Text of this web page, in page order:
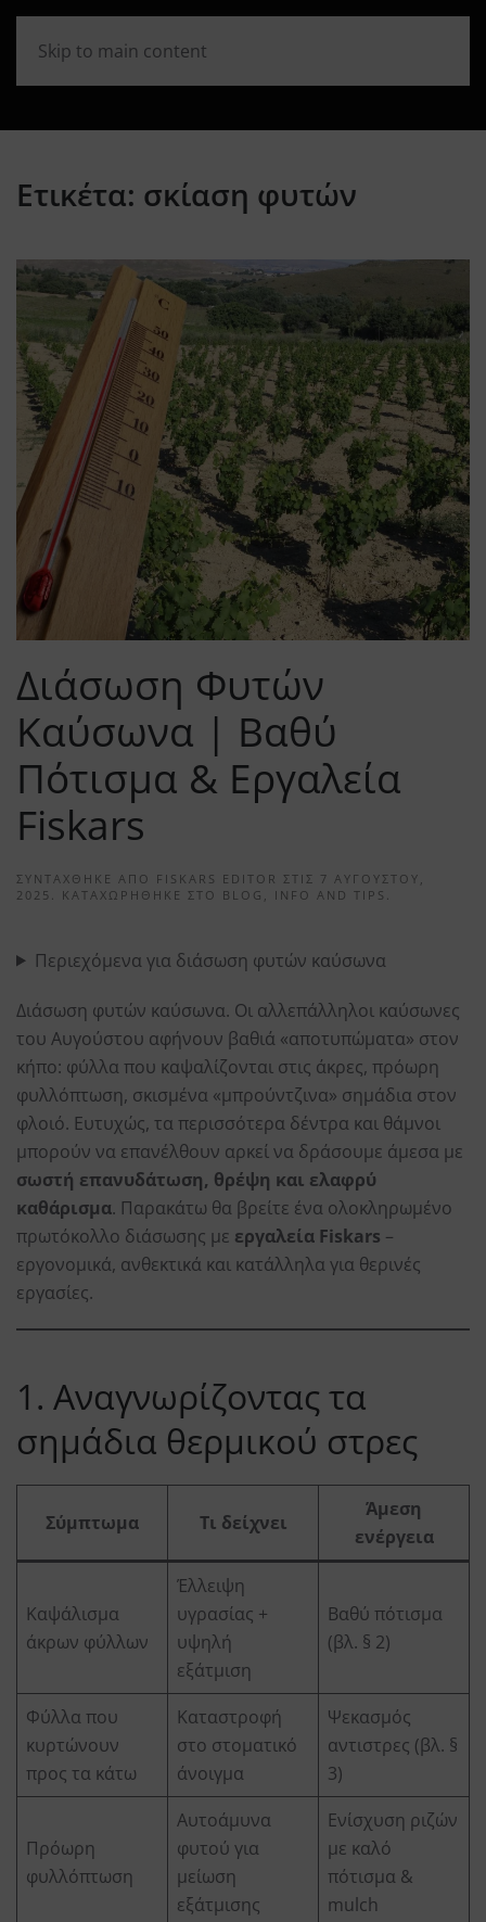
Skip to main content
Ετικέτα: σκίαση φυτών
Διάσωση Φυτών
Καύσωνα | Βαθύ
Πότισμα & Εργαλεία
Fiskars
ΣΥΝΤΆΧΘΗΚΕ ΑΠΌ FISKARS EDITOR ΣΤΙΣ 7 ΑΥΓΟΎΣΤΟΥ,
2025
. ΚΑΤΑΧΩΡΉΘΗΚΕ ΣΤΟ BLOG INFO AND TIPS
Περιεχόμενα για διάσωση φυτών καύσωνα
Διάσωση φυτών καύσωνα. Οι αλλεπάλληλοι καύσωνες
του Αυγούστου αφήνουν βαθιά «αποτυπώματα» στον
κήπο: φύλλα που καψαλίζονται στις άκρες, πρόωρη
φυλλόπτωση, σκισμένα «μπρούντζινα» σημάδια στον
φλοιό. Ευτυχώς, τα περισσότερα δέντρα και θάμνοι
μπορούν να επανέλθουν αρκεί να δράσουμε άμεσα με
σωστή επανυδάτωση, θρέψη και ελαφρύ
καθάρισμα. Παρακάτω θα βρείτε ένα ολοκληρωμένο
πρωτόκολλο διάσωσης με εργαλεία Fiskars –
εργονομικά, ανθεκτικά και κατάλληλα για θερινές
εργασίες.
1. Αναγνωρίζοντας τα
σημάδια θερμικού στρες
Σύμπτωμα Τι δείχνει
Άμεση
ενέργεια
Καψάλισμα
άκρων φύλλων
Έλλειψη
υγρασίας +
υψηλή
εξάτμιση
Βαθύ πότισμα
(βλ. § 2)
Φύλλα που
κυρτώνουν
προς τα κάτω
Καταστροφή
στο στοματικό
άνοιγμα
Ψεκασμός
αντιστρες (βλ. §
3)
Πρόωρη
φυλλόπτωση
Αυτοάμυνα
φυτού για
μείωση
εξάτμισης
Ενίσχυση ριζών
με καλό
πότισμα &
mulch